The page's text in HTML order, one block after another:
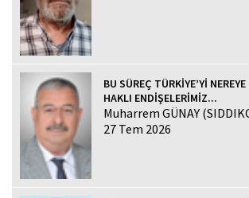
BU SÜREÇ TÜRKİYE’Yİ
HAKLI ENDİŞELERİMİZ...
Muharrem GÜNAY
27 Tem 2026